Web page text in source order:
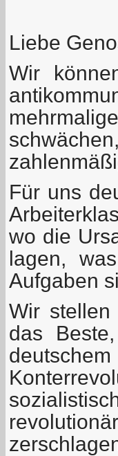
Liebe
Wir
Für uns
wo die
lagen,
Aufgaben
Wir
das